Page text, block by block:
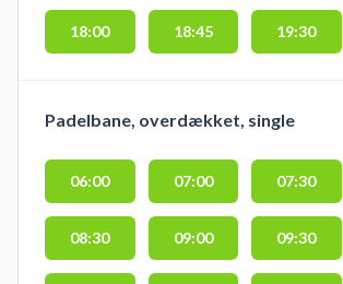
18:00 18:45 19:30
Padelbane, overdækket, single
06:00 07:00 07:30
08:30 09:00 09:30